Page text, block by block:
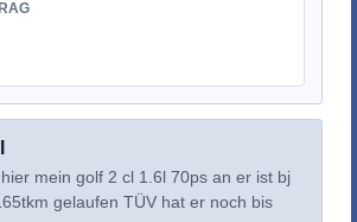
mein golf 2 cl 1.6l 70ps an er ist bj
gelaufen TÜV hat er noch bis